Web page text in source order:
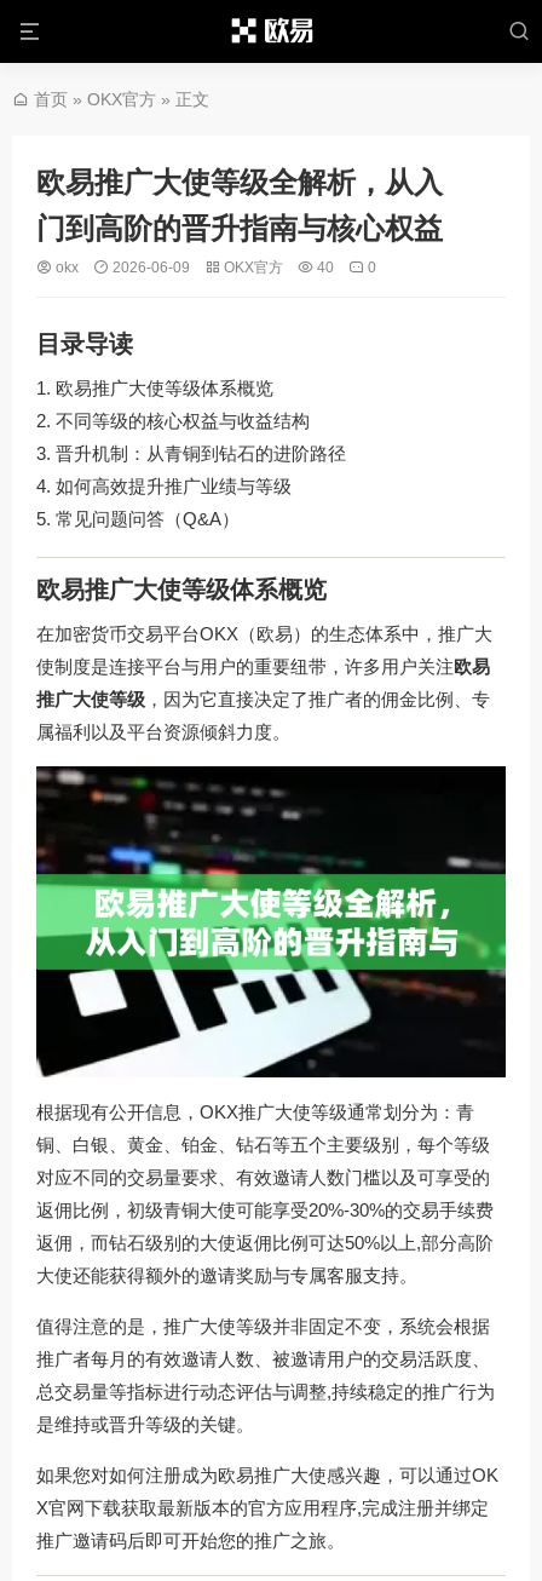
首页 » OKX官方 » 正文
欧易推广大使等级全解析，从入
门到高阶的晋升指南与核心权益
okx 2026-06-09 OKX官方 40 0
目录导读
欧易推广大使等级体系概览
不同等级的核心权益与收益结构
晋升机制：从青铜到钻石的进阶路径
如何高效提升推广业绩与等级
常见问题问答（Q&A）
欧易推广大使等级体系概览
在加密货币交易平台OKX（欧易）的生态体系中，推广大
使制度是连接平台与用户的重要纽带，许多用户关注欧易
推广大使等级 ，因为它直接决定了推广者的佣金比例、专
属福利以及平台资源倾斜力度。
根据现有公开信息，OKX推广大使等级通常划分为：青
铜、白银、黄金、铂金、钻石等五个主要级别，每个等级
对应不同的交易量要求、有效邀请人数门槛以及可享受的
返佣比例，初级青铜大使可能享受20%-30%的交易手续费
返佣，而钻石级别的大使返佣比例可达50%以上,部分高阶
大使还能获得额外的邀请奖励与专属客服支持。
值得注意的是，推广大使等级并非固定不变，系统会根据
推广者每月的有效邀请人数、被邀请用户的交易活跃度、
总交易量等指标进行动态评估与调整,持续稳定的推广行为
是维持或晋升等级的关键。
如果您对如何注册成为欧易推广大使感兴趣，可以通过OK
X官网下载获取最新版本的官方应用程序,完成注册并绑定
推广邀请码后即可开始您的推广之旅。